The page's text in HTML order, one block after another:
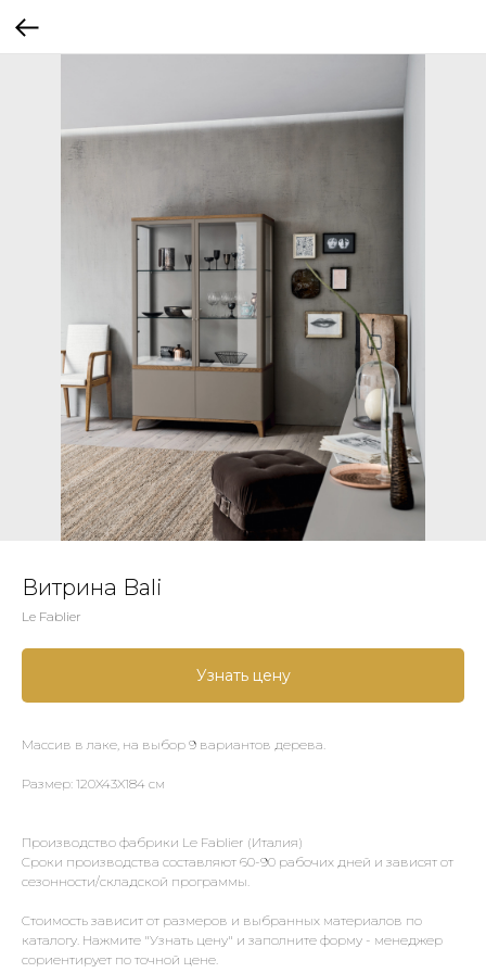
Витрина Bali
Le Fablier
Узнать цену
Массив в лаке, на выбор 9 вариантов дерева.
Размер: 120X43X184 см
Производство фабрики Le Fablier (Италия)
Сроки производства составляют 60-90 рабочих дней и зависят от
сезонности/складской программы.
Стоимость зависит от размеров и выбранных материалов по
каталогу. Нажмите "Узнать цену" и заполните форму - менеджер
сориентирует по точной цене.